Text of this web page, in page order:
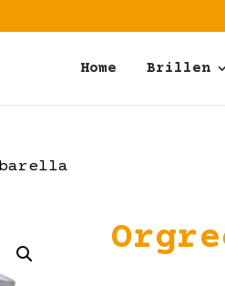
Home Brillen